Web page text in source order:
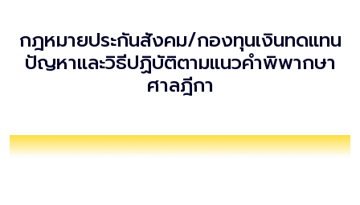
กฎหมายประกันสังคม/กองทุนเงินทดแทน
ปัญหาและวิธีปฏิบัติตามแนวคำพิพากษา
ศาลฎีกา